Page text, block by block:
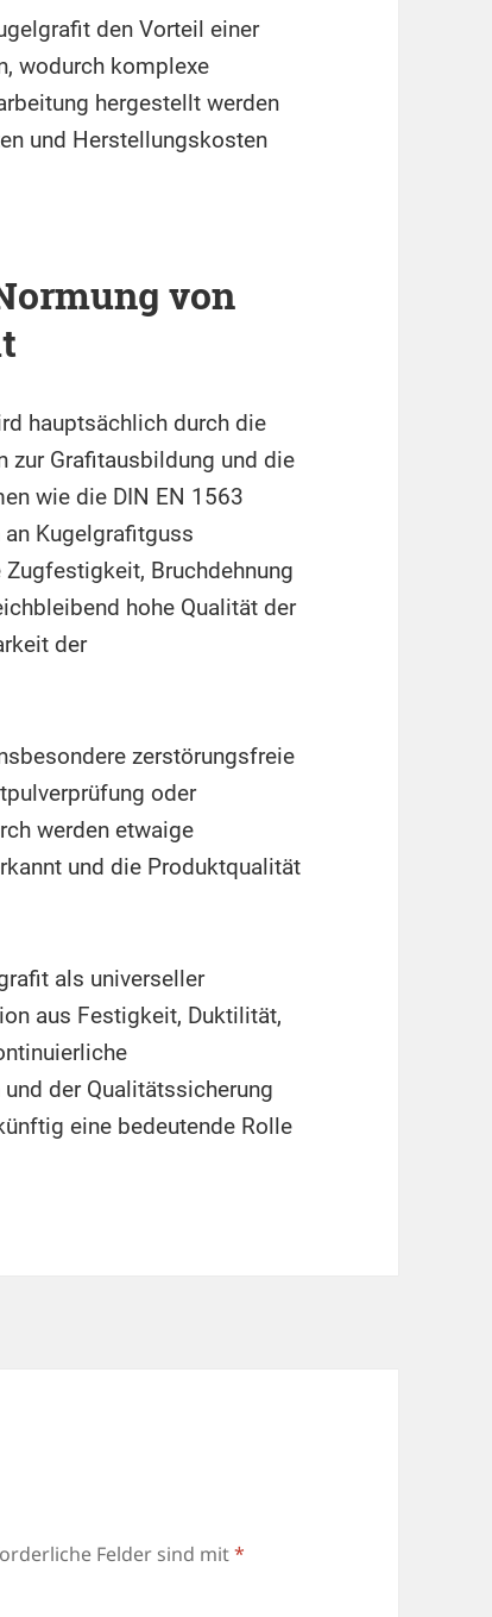
den Vorteil einer
wodurch komplexe
hergestellt werden
und Herstellungskosten
von
hauptsächlich durch die
zur Grafitausbildung und die
wie die DIN EN 1563
Kugelgrafitguss
Bruchdehnung
hohe Qualität der
der
zerstörungsfreie
oder
werden etwaige
und die Produktqualität
als universeller
aus Festigkeit, Duktilität,
der Qualitätssicherung
eine bedeutende Rolle
Felder sind mit*